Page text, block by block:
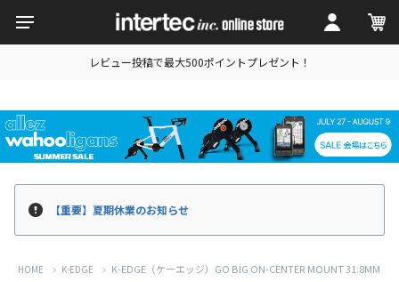
レビュー投稿で最大500ポイントプレゼント！
【重要】夏期休業のお知らせ
HOME K-EDGE
K-EDGE（ケーエッジ）GO BIG ON-CENTER MOUNT 31.8MM